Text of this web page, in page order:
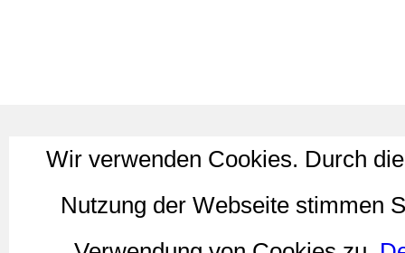
Wir verwenden Cookies. Durch
Nutzung der Webseite stimmen